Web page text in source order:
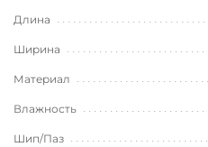
Длина
Ширина
Материал
Влажность
Шип/Паз